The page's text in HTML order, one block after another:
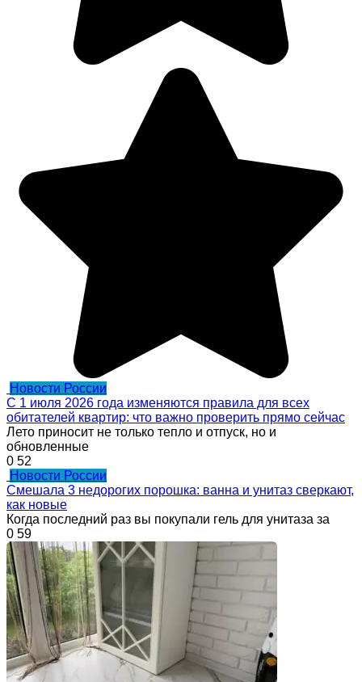
Новости России
С 1 июля 2026 года изменяются правила для всех
обитателей квартир: что важно проверить прямо сейчас
Лето приносит не только тепло и отпуск, но и
обновленные
0 52
Новости России
Смешала 3 недорогих порошка: ванна и унитаз сверкают,
как новые
Когда последний раз вы покупали гель для унитаза за
0 59